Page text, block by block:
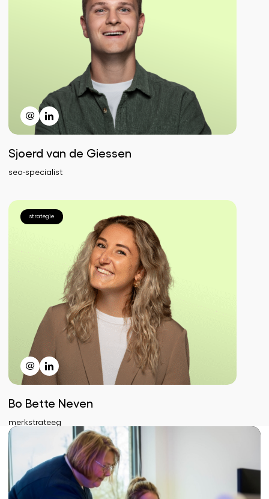
Sjoerd van de Giessen
seo-specialist
strategie
Bo Bette Neven
merkstrateeg